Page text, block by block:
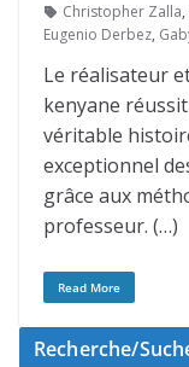
Christopher Zalla,
Eugenio Derbez,
Le réalisateur
kenyane
véritable
exceptionnel
grâce aux
professeur. (…)
Read More
Recherche/